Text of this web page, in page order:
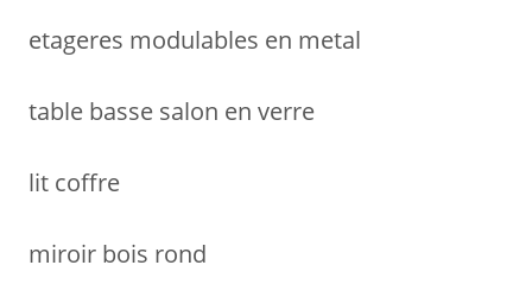
etageres modulables en metal
table basse salon en verre
lit coffre
miroir bois rond